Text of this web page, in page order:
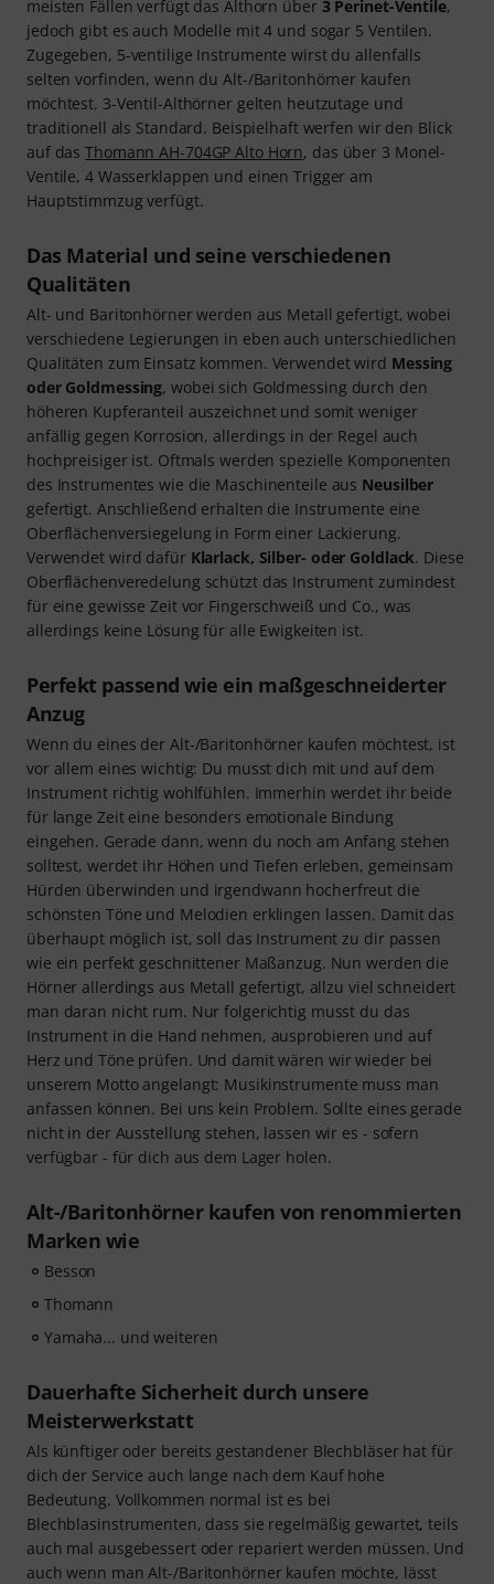
meisten Fällen verfügt das Althorn über 3 Perinet-Ventile,
jedoch gibt es auch Modelle mit 4 und sogar 5 Ventilen.
Zugegeben, 5-ventilige Instrumente wirst du allenfalls
selten vorfinden, wenn du Alt-/Baritonhörner kaufen
möchtest. 3-Ventil-Althörner gelten heutzutage und
traditionell als Standard. Beispielhaft werfen wir den Blick
auf dasThomann AH-704GP Alto Horn, das über 3 Monel-
Ventile, 4 Wasserklappen und einen Trigger am
Hauptstimmzug verfügt.
Das Material und seine verschiedenen
Qualitäten
Alt- und Baritonhörner werden aus Metall gefertigt, wobei
verschiedene Legierungen in eben auch unterschiedlichen
Qualitäten zum Einsatz kommen. Verwendet wird Messing
oder Goldmessing, wobei sich Goldmessing durch den
höheren Kupferanteil auszeichnet und somit weniger
anfällig gegen Korrosion, allerdings in der Regel auch
hochpreisiger ist. Oftmals werden spezielle Komponenten
des Instrumentes wie die Maschinenteile aus Neusilber
gefertigt. Anschließend erhalten die Instrumente eine
Oberflächenversiegelung in Form einer Lackierung.
Verwendet wird dafür Klarlack, Silber- oder Goldlack. Diese
Oberflächenveredelung schützt das Instrument zumindest
für eine gewisse Zeit vor Fingerschweiß und Co., was
allerdings keine Lösung für alle Ewigkeiten ist.
Perfekt passend wie ein maßgeschneiderter
Anzug
Wenn du eines der Alt-/Baritonhörner kaufen möchtest, ist
vor allem eines wichtig: Du musst dich mit und auf dem
Instrument richtig wohlfühlen. Immerhin werdet ihr beide
für lange Zeit eine besonders emotionale Bindung
eingehen. Gerade dann, wenn du noch am Anfang stehen
solltest, werdet ihr Höhen und Tiefen erleben, gemeinsam
Hürden überwinden und irgendwann hocherfreut die
schönsten Töne und Melodien erklingen lassen. Damit das
überhaupt möglich ist, soll das Instrument zu dir passen
wie ein perfekt geschnittener Maßanzug. Nun werden die
Hörner allerdings aus Metall gefertigt, allzu viel schneidert
man daran nicht rum. Nur folgerichtig musst du das
Instrument in die Hand nehmen, ausprobieren und auf
Herz und Töne prüfen. Und damit wären wir wieder bei
unserem Motto angelangt: Musikinstrumente muss man
anfassen können. Bei uns kein Problem. Sollte eines gerade
nicht in der Ausstellung stehen, lassen wir es - sofern
verfügbar - für dich aus dem Lager holen.
Alt-/Baritonhörner kaufen von renommierten
Marken wie
Besson
Thomann
Yamaha... und weiteren
Dauerhafte Sicherheit durch unsere
Meisterwerkstatt
Als künftiger oder bereits gestandener Blechbläser hat für
dich der Service auch lange nach dem Kauf hohe
Bedeutung. Vollkommen normal ist es bei
Blechblasinstrumenten, dass sie regelmäßig gewartet, teils
auch mal ausgebessert oder repariert werden müssen. Und
auch wenn man Alt-/Baritonhörner kaufen möchte, lässt